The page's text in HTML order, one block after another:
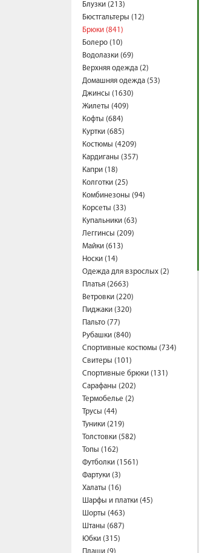
Блузки (213)
Бюстгальтеры (12)
Брюки (841)
Болеро (10)
Водолазки (69)
Верхняя одежда (2)
Домашняя одежда (53)
Джинсы (1630)
Жилеты (409)
Кофты (684)
Куртки (685)
Костюмы (4209)
Кардиганы (357)
Капри (18)
Колготки (25)
Комбинезоны (94)
Корсеты (33)
Купальники (63)
Леггинсы (209)
Майки (613)
Носки (14)
Одежда для взрослых (2)
Платья (2663)
Ветровки (220)
Пиджаки (320)
Пальто (77)
Рубашки (840)
Спортивные костюмы (734)
Свитеры (101)
Спортивные брюки (131)
Сарафаны (202)
Термобелье (2)
Трусы (44)
Туники (219)
Толстовки (582)
Топы (162)
Футболки (1561)
Фартуки (3)
Халаты (16)
Шарфы и платки (45)
Шорты (463)
Штаны (687)
Юбки (315)